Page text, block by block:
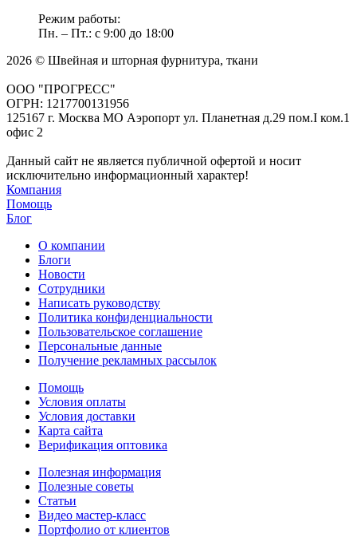
Режим работы:
Пн. – Пт.: с 9:00 до 18:00
2026 © Швейная и шторная фурнитура, ткани
ООО "ПРОГРЕСС"
ОГРН: 1217700131956
125167 г. Москва МО Аэропорт ул. Планетная д.29 пом.I ком.1
офис 2
Данный сайт не является публичной офертой и носит
исключительно информационный характер!
Компания
Помощь
Блог
О компании
Блоги
Новости
Сотрудники
Написать руководству
Политика конфиденциальности
Пользовательское соглашение
Персональные данные
Получение рекламных рассылок
Помощь
Условия оплаты
Условия доставки
Карта сайта
Верификация оптовика
Полезная информация
Полезные советы
Статьи
Видео мастер-класс
Портфолио от клиентов